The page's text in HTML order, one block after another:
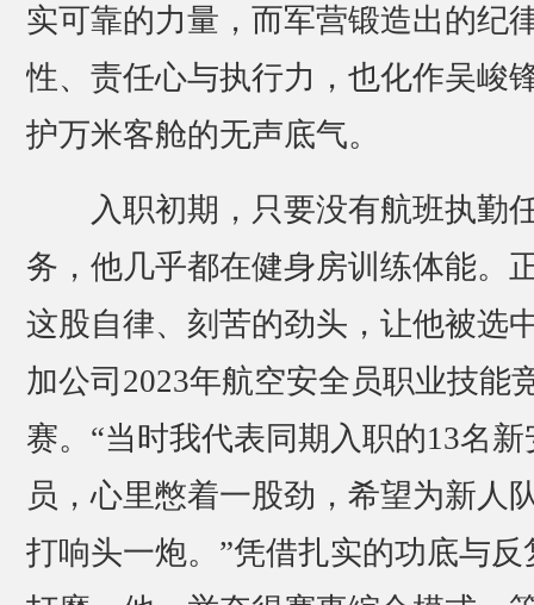
实可靠的力量，而军营锻造出的纪
性、责任心与执行力，也化作吴峻
护万米客舱的无声底气。
入职初期，只要没有航班执勤
务，他几乎都在健身房训练体能。
这股自律、刻苦的劲头，让他被选
加公司2023年航空安全员职业技能
赛。“当时我代表同期入职的13名新
员，心里憋着一股劲，希望为新人
打响头一炮。”凭借扎实的功底与反